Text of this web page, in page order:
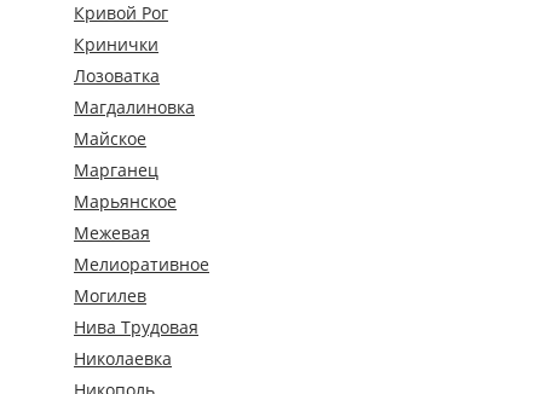
Кривой Рог
Кринички
Лозоватка
Магдалиновка
Майское
Марганец
Марьянское
Межевая
Мелиоративное
Могилев
Нива Трудовая
Николаевка